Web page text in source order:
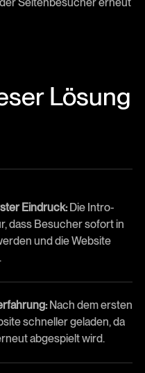
Seitenbesucher erneut
Lösung
Eindruck:Die Intro-
dass Besucher sofort in
und die Website
Nach dem ersten
schneller geladen, da
abgespielt wird.